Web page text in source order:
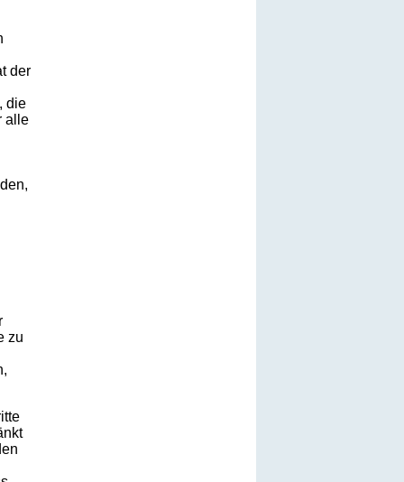
der
die
alle
zu